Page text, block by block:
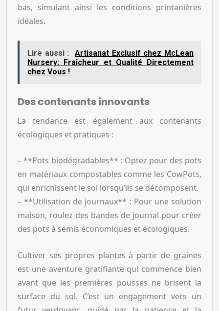
bas, simulant ainsi les conditions printanières
idéales.
Lire aussi :
Artisanat Exclusif chez McLean
Nursery: Fraîcheur et Qualité Directement
chez Vous !
Des contenants innovants
La tendance est également aux contenants
écologiques et pratiques :
– **Pots biodégradables** : Optez pour des pots
en matériaux compostables comme les CowPots,
qui enrichissent le sol lorsqu’ils se décomposent.
– **Utilisation de journaux** : Pour une solution
maison, roulez des bandes de journal pour créer
des pots à semis économiques et écologiques.
Cultiver ses propres plantes à partir de graines
est une aventure gratifiante qui commence bien
avant que les premières pousses ne brisent la
surface du sol. C’est un engagement vers un